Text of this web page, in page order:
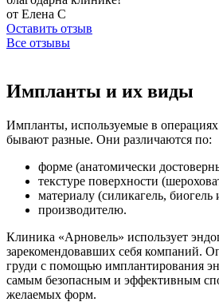
от Елена С
Оставить отзыв
Все отзывы
Импланты и их виды
Импланты, используемые в
бывают разные. Они различаются по:
форме (анатомически
текстуре поверхности
материалу (силикагель, биогель
производителю.
Клиника «Арновель» использует
зарекомендовавших себя компаний.
груди с помощью имплантирования
самым безопасным и эффективным
желаемых форм.